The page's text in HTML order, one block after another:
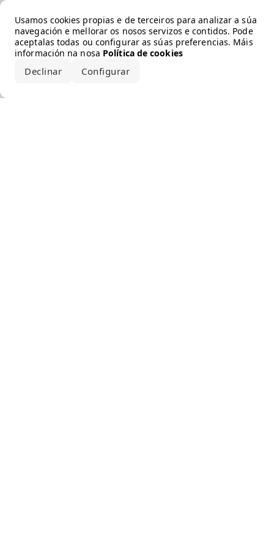
Usamos cookies propias e de terceiros para analizar a súa
navegación e mellorar os nosos servizos e contidos. Pode
aceptalas todas ou configurar as súas preferencias. Máis
información na nosa Política de cookies
Declinar Configurar
Error loading the brand